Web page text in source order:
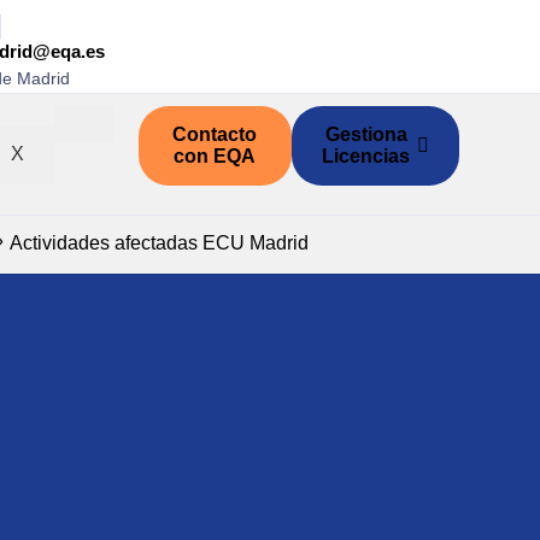
Madrid
X
Contacto
con EQA
Gestiona
Licencias
Actividades afectadas ECU Madrid